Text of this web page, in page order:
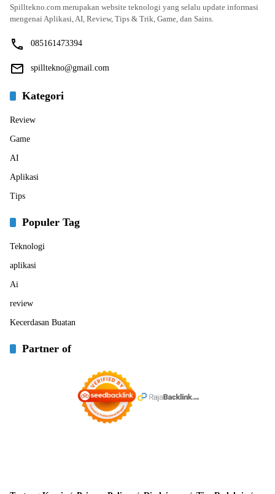
Spilltekno.com merupakan website teknologi yang selalu update informasi
mengenai Aplikasi, AI, Review, Tips & Trik, Game, dan Sains.
085161473394
spilltekno@gmail.com
Kategori
Review
Game
AI
Aplikasi
Tips
Populer Tag
Teknologi
aplikasi
Ai
review
Kecerdasan Buatan
Partner of